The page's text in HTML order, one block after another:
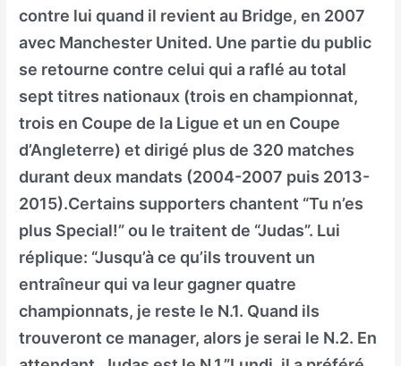
contre lui quand il revient au Bridge, en 2007
avec Manchester United. Une partie du public
se retourne contre celui qui a raflé au total
sept titres nationaux (trois en championnat,
trois en Coupe de la Ligue et un en Coupe
d’Angleterre) et dirigé plus de 320 matches
durant deux mandats (2004-2007 puis 2013-
2015).Certains supporters chantent “Tu n’es
plus Special!” ou le traitent de “Judas”. Lui
réplique: “Jusqu’à ce qu’ils trouvent un
entraîneur qui va leur gagner quatre
championnats, je reste le N.1. Quand ils
trouveront ce manager, alors je serai le N.2. En